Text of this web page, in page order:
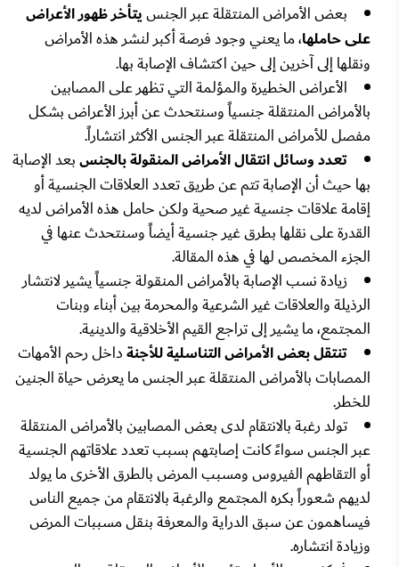
بعض الأمراض المنتقلة عبر الجنسيتأخر ظهور الأعراض
على حاملها، ما يعني وجود فرصة أكبر لنشر هذه الأمراض
ونقلها إلى آخرين إلى حين اكتشاف الإصابة بها.
الأعراض الخطيرة والمؤلمة التي تظهر على المصابين
بالأمراض المنتقلة جنسياً وسنتحدث عن أبرز الأعراض بشكل
مفصل للأمراض المنتقلة عبر الجنس الأكثر انتشاراً.
تعدد وسائل انتقال الأمراض المنقولة بالجنسبعد الإصابة
بها حيث أن الإصابة تتم عن طريق تعدد العلاقات الجنسية أو
إقامة علاقات جنسية غير صحية ولكن حامل هذه الأمراض لديه
القدرة على نقلها بطرق غير جنسية أيضاً وسنتحدث عنها في
الجزء المخصص لها في هذه المقالة.
زيادة نسب الإصابة بالأمراض المنقولة جنسياً يشير لانتشار
الرذيلة والعلاقات غير الشرعية والمحرمة بين أبناء وبنات
المجتمع، ما يشير إلى تراجع القيم الأخلاقية والدينية.
تنتقل بعض الأمراض التناسلية للأجنةداخل رحم الأمهات
المصابات بالأمراض المنتقلة عبر الجنس ما يعرض حياة الجنين
للخطر.
تولد رغبة بالانتقام لدى بعض المصابين بالأمراض المنتقلة
عبر الجنس سواءً كانت إصابتهم بسبب تعدد علاقاتهم الجنسية
أو التقاطهم الفيروس ومسبب المرض بالطرق الأخرى ما يولد
لديهم شعوراً بكره المجتمع والرغبة بالانتقام من جميع الناس
فيساهمون عن سبق الدراية والمعرفة بنقل مسببات المرض
وزيادة انتشاره.